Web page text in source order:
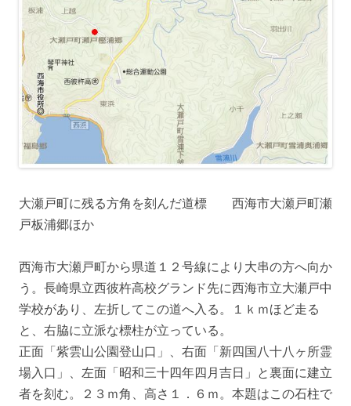
大瀬戸町に残る方角を刻んだ道標 西海市大瀬戸町瀬
戸板浦郷ほか
西海市大瀬戸町から県道１２号線により大串の方へ向か
う。長崎県立西彼杵高校グランド先に西海市立大瀬戸中
学校があり、左折してこの道へ入る。１ｋｍほど走る
と、右脇に立派な標柱が立っている。
正面「紫雲山公園登山口」、右面「新四国八十八ヶ所霊
場入口」、左面「昭和三十四年四月吉日」と裏面に建立
者を刻む。２３ｍ角、高さ１．６ｍ。本題はこの石柱で